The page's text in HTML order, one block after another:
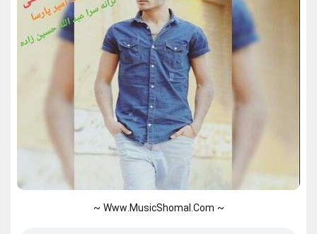
~ Www.MusicShomal.Com ~